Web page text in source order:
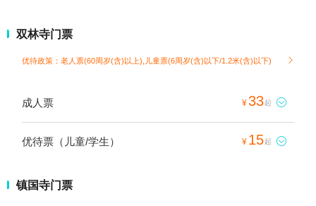
双林寺门票
优待政策：老人票(60周岁(含)以上),儿童票(6周岁(含)以下/1.2米(含)以下) 
成人票 ¥33起 
优待票（儿童/学生） ¥ 15起 
镇国寺门票